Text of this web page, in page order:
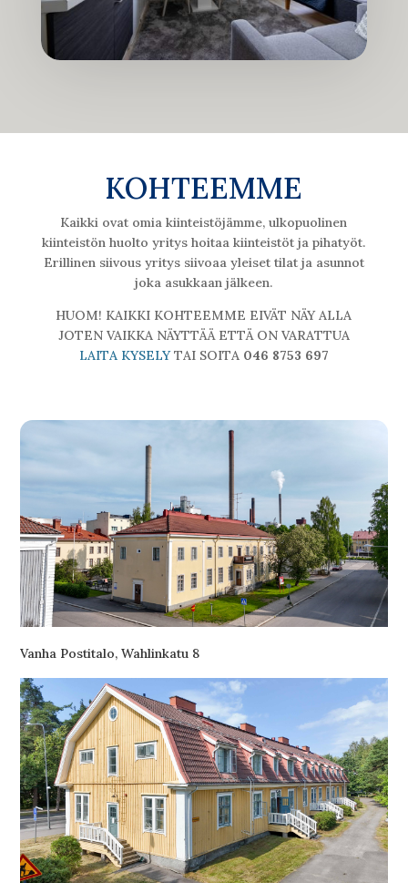
KOHTEEMME
Kaikki ovat omia kiinteistöjämme, ulkopuolinen
kiinteistön huolto yritys hoitaa kiinteistöt ja pihatyöt.
Erillinen siivous yritys siivoaa yleiset tilat ja asunnot
joka asukkaan jälkeen.
HUOM! KAIKKI KOHTEEMME EIVÄT NÄY ALLA
JOTEN VAIKKA NÄYTTÄÄ ETTÄ ON VARATTUA
LAITA KYSELYTAI SOITA 046 8753 697
Vanha Postitalo, Wahlinkatu 8